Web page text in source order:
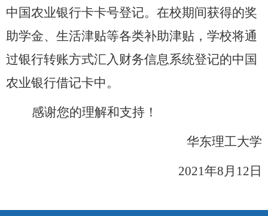
中国农业银行卡卡号登记。在校期间获得的奖
助学金、生活津贴等各类补助津贴，学校将通
过银行转账方式汇入财务信息系统登记的中国
农业银行借记卡中。
感谢您的理解和支持！
华东理工大学
2021年8月 12 日